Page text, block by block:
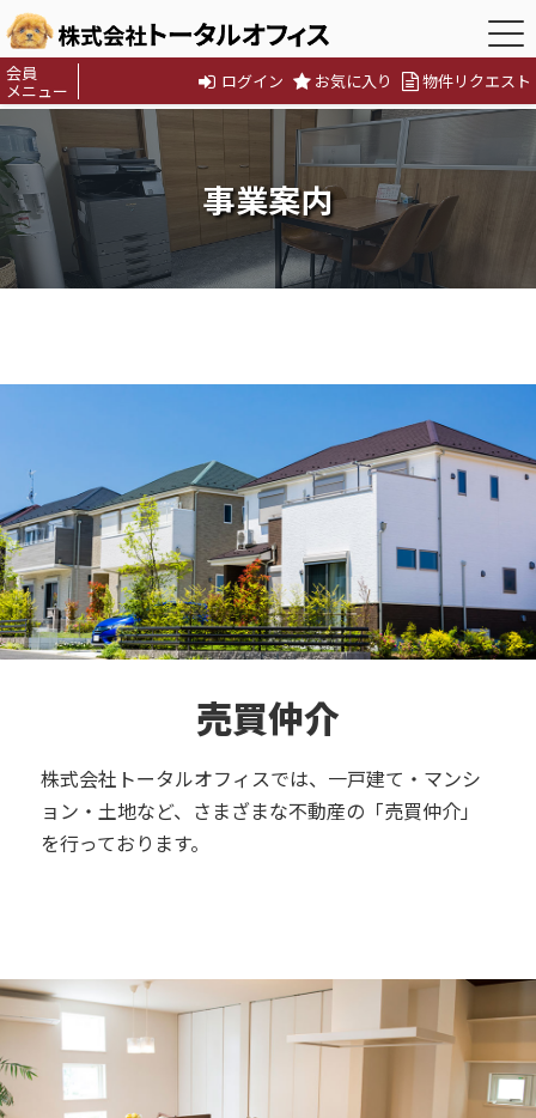
会員
メニュー ログイン お気に入り 物件リクエスト
事業案内
売買仲介
株式会社トータルオフィスでは、一戸建て・マンシ
ョン・土地など、さまざまな不動産の「売買仲介」
を行っております。